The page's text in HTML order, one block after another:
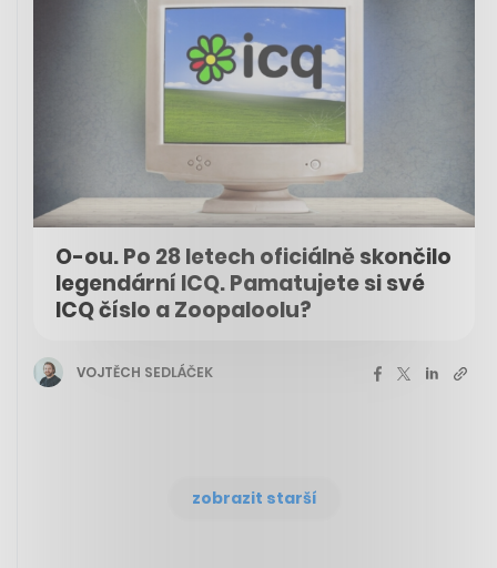
O-ou. Po 28 letech oficiálně skončilo
legendární ICQ. Pamatujete si své
ICQ číslo a Zoopaloolu?
VOJTĚCH SEDLÁČEK
zobrazit starší